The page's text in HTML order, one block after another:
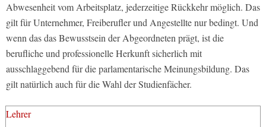
Abwesenheit vom Arbeitsplatz, jederzeitige Rückkehr möglich. Das
gilt für Unternehmer, Freiberufler und Angestellte nur bedingt. Und
wenn das das Bewusstsein der Abgeordneten prägt, ist die
berufliche und professionelle Herkunft sicherlich mit
ausschlaggebend für die parlamentarische Meinungsbildung. Das
gilt natürlich auch für die Wahl der Studienfächer.
Lehrer